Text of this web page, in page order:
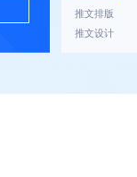
推文排版
推文设计